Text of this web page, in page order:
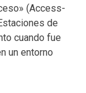
(Access-
de
cuando fue
un entorno